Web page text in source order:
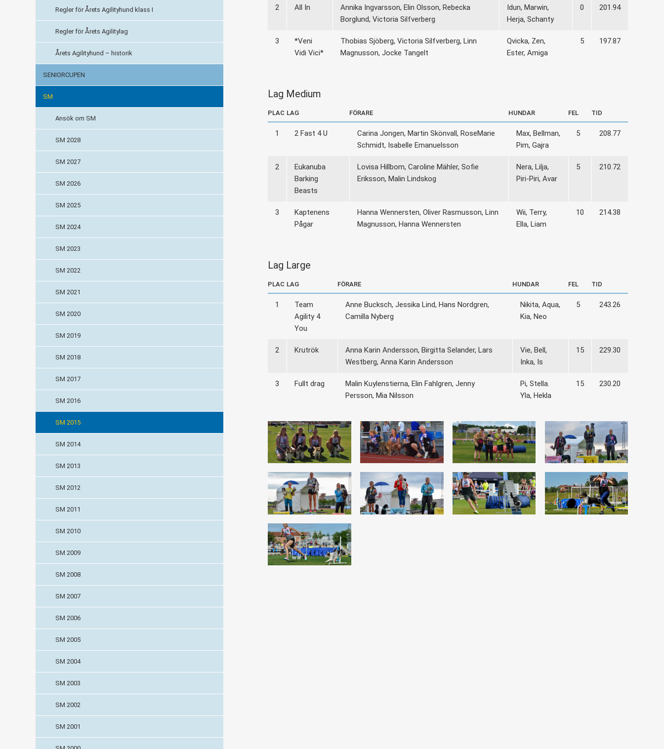
Regler för Årets Agilityhund klass I
Regler för Årets Agilitylag
Årets Agilityhund – historik
SENIORCUPEN
SM
Ansök om SM
SM 2028
SM 2027
SM 2026
SM 2025
SM 2024
SM 2023
SM 2022
SM 2021
SM 2020
SM 2019
SM 2018
SM 2017
SM 2016
SM 2015
SM 2014
SM 2013
SM 2012
SM 2011
SM 2010
SM 2009
SM 2008
SM 2007
SM 2006
SM 2005
SM 2004
SM 2003
SM 2002
SM 2001
2 All In
Annika Ingvarsson, Elin Olsson, Rebecka
Borglund, Victoria Silfverberg
Idun, Marwin,
Herja, Schanty
0 201.94
3
*Veni
Vidi Vici*
Thobias Sjöberg, Victoria Silfverberg, Linn
Magnusson, Jocke Tangelt
Qvicka, Zen,
Ester, Amiga
5 197.87
Lag Medium
PLAC LAG FÖRARE HUNDAR FEL TID
1 2 Fast 4 U
Carina Jongen, Martin Skönvall, Rose­Marie
Schmidt, Isabelle Emanuelsson
Max, Bellman,
Pim, Gajra
5 208.77
2
Eukanuba
Barking
Beasts
Lovisa Hillbom, Caroline Mähler, Sofie
Eriksson, Malin Lindskog
Nera, Lilja,
Piri-Piri, Avar
5 210.72
3
Kaptenens
Pågar
Hanna Wennersten, Oliver Rasmusson, Linn
Magnusson, Hanna Wennersten
Wii, Terry,
Ella, Liam
10 214.38
Lag Large
PLAC LAG FÖRARE HUNDAR FEL TID
1
Team
Agility 4
You
Anne Bucksch, Jessika Lind, Hans Nordgren,
Camilla Nyberg
Nikita, Aqua,
Kia, Neo
5 243.26
2 Krutrök
Anna Karin Andersson, Birgitta Selander, Lars
Westberg, Anna Karin Andersson
Vie, Bell,
Inka, Is
15 229.30
3 Fullt drag
Malin Kuylenstierna, Elin Fahlgren, Jenny
Persson, Mia Nilsson
Pi, Stella.
Yla, Hekla
15 230.20